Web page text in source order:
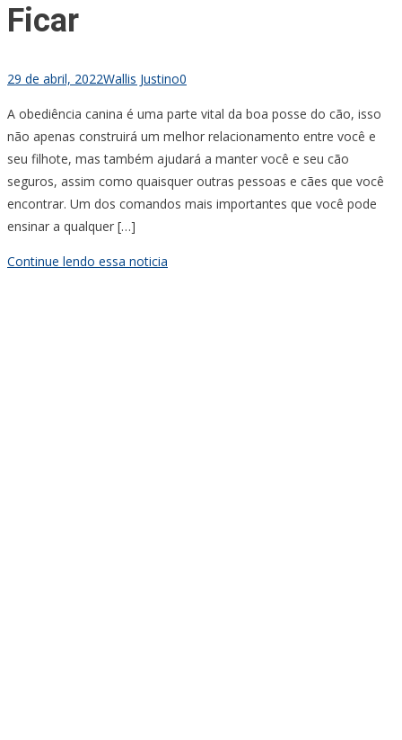
Ficar
29 de abril, 2022Wallis Justino0
A obediência canina é uma parte vital da boa posse do cão, isso
não apenas construirá um melhor relacionamento entre você e
seu filhote, mas também ajudará a manter você e seu cão
seguros, assim como quaisquer outras pessoas e cães que você
encontrar. Um dos comandos mais importantes que você pode
ensinar a qualquer […]
Continue lendo essa noticia